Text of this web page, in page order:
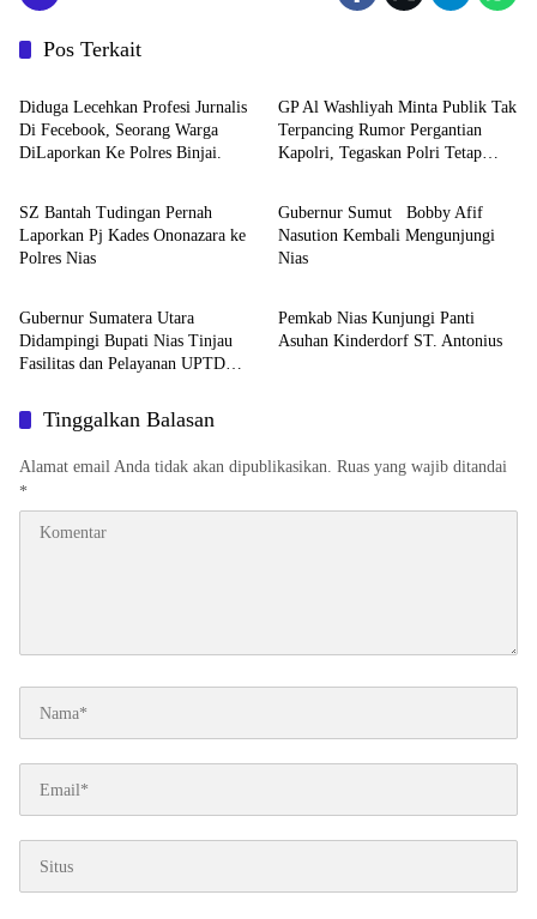
Pos Terkait
Berita
Diduga Lecehkan Profesi Jurnalis
Di Fecebook, Seorang Warga
DiLaporkan Ke Polres Binjai.
GP Al Washliyah Minta Publik Tak
Terpancing Rumor Pergantian
Kapolri, Tegaskan Polri Tetap
Berita
SZ Bantah Tudingan Pernah
Laporkan Pj Kades Ononazara ke
Polres Nias
Berita
Gubernur Sumut Bobby Afif
Nasution Kembali Mengunjungi
Nias
Berita
Gubernur Sumatera Utara
Didampingi Bupati Nias Tinjau
Fasilitas dan Pelayanan UPTD
Berita
Pemkab Nias Kunjungi Panti
Asuhan Kinderdorf ST. Antonius
Tinggalkan Balasan
Alamat email Anda tidak akan dipublikasikan. Ruas yang wajib ditandai
*